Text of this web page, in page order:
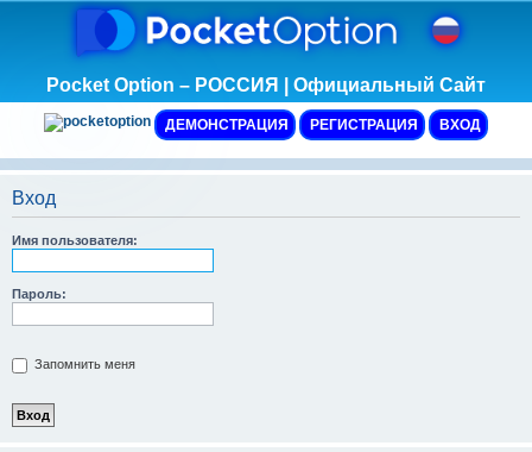
Pocket Option – РОССИЯ | Официальный Сайт
ДЕМОНСТРАЦИЯ РЕГИСТРАЦИЯ ВХОД
Вход
Имя пользователя:
Пароль:
Запомнить меня